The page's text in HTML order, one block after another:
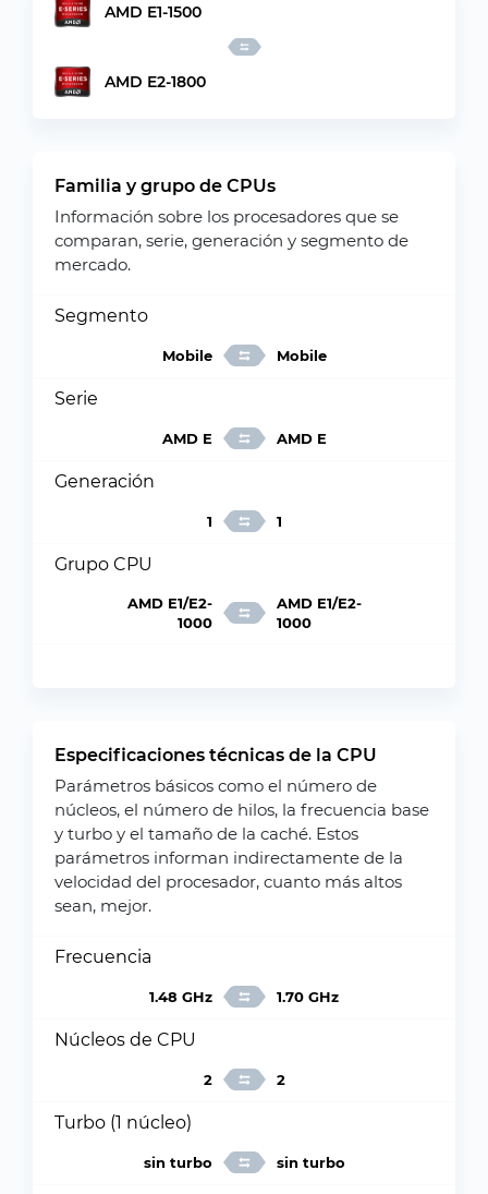
AMD E1-1500
AMD E2-1800
Familia y grupo de CPUs
Información sobre los procesadores que se
comparan, serie, generación y segmento de
mercado.
Segmento
Mobile Mobile
Serie
AMD E AMD E
Generación
1 1
Grupo CPU
AMD E1/E2-
1000
AMD E1/E2-
1000
Especificaciones técnicas de la CPU
Parámetros básicos como el número de
núcleos, el número de hilos, la frecuencia base
y turbo y el tamaño de la caché. Estos
parámetros informan indirectamente de la
velocidad del procesador, cuanto más altos
sean, mejor.
Frecuencia
1.48 GHz 1.70 GHz
Núcleos de CPU
2 2
Turbo (1 núcleo)
sin turbo sin turbo